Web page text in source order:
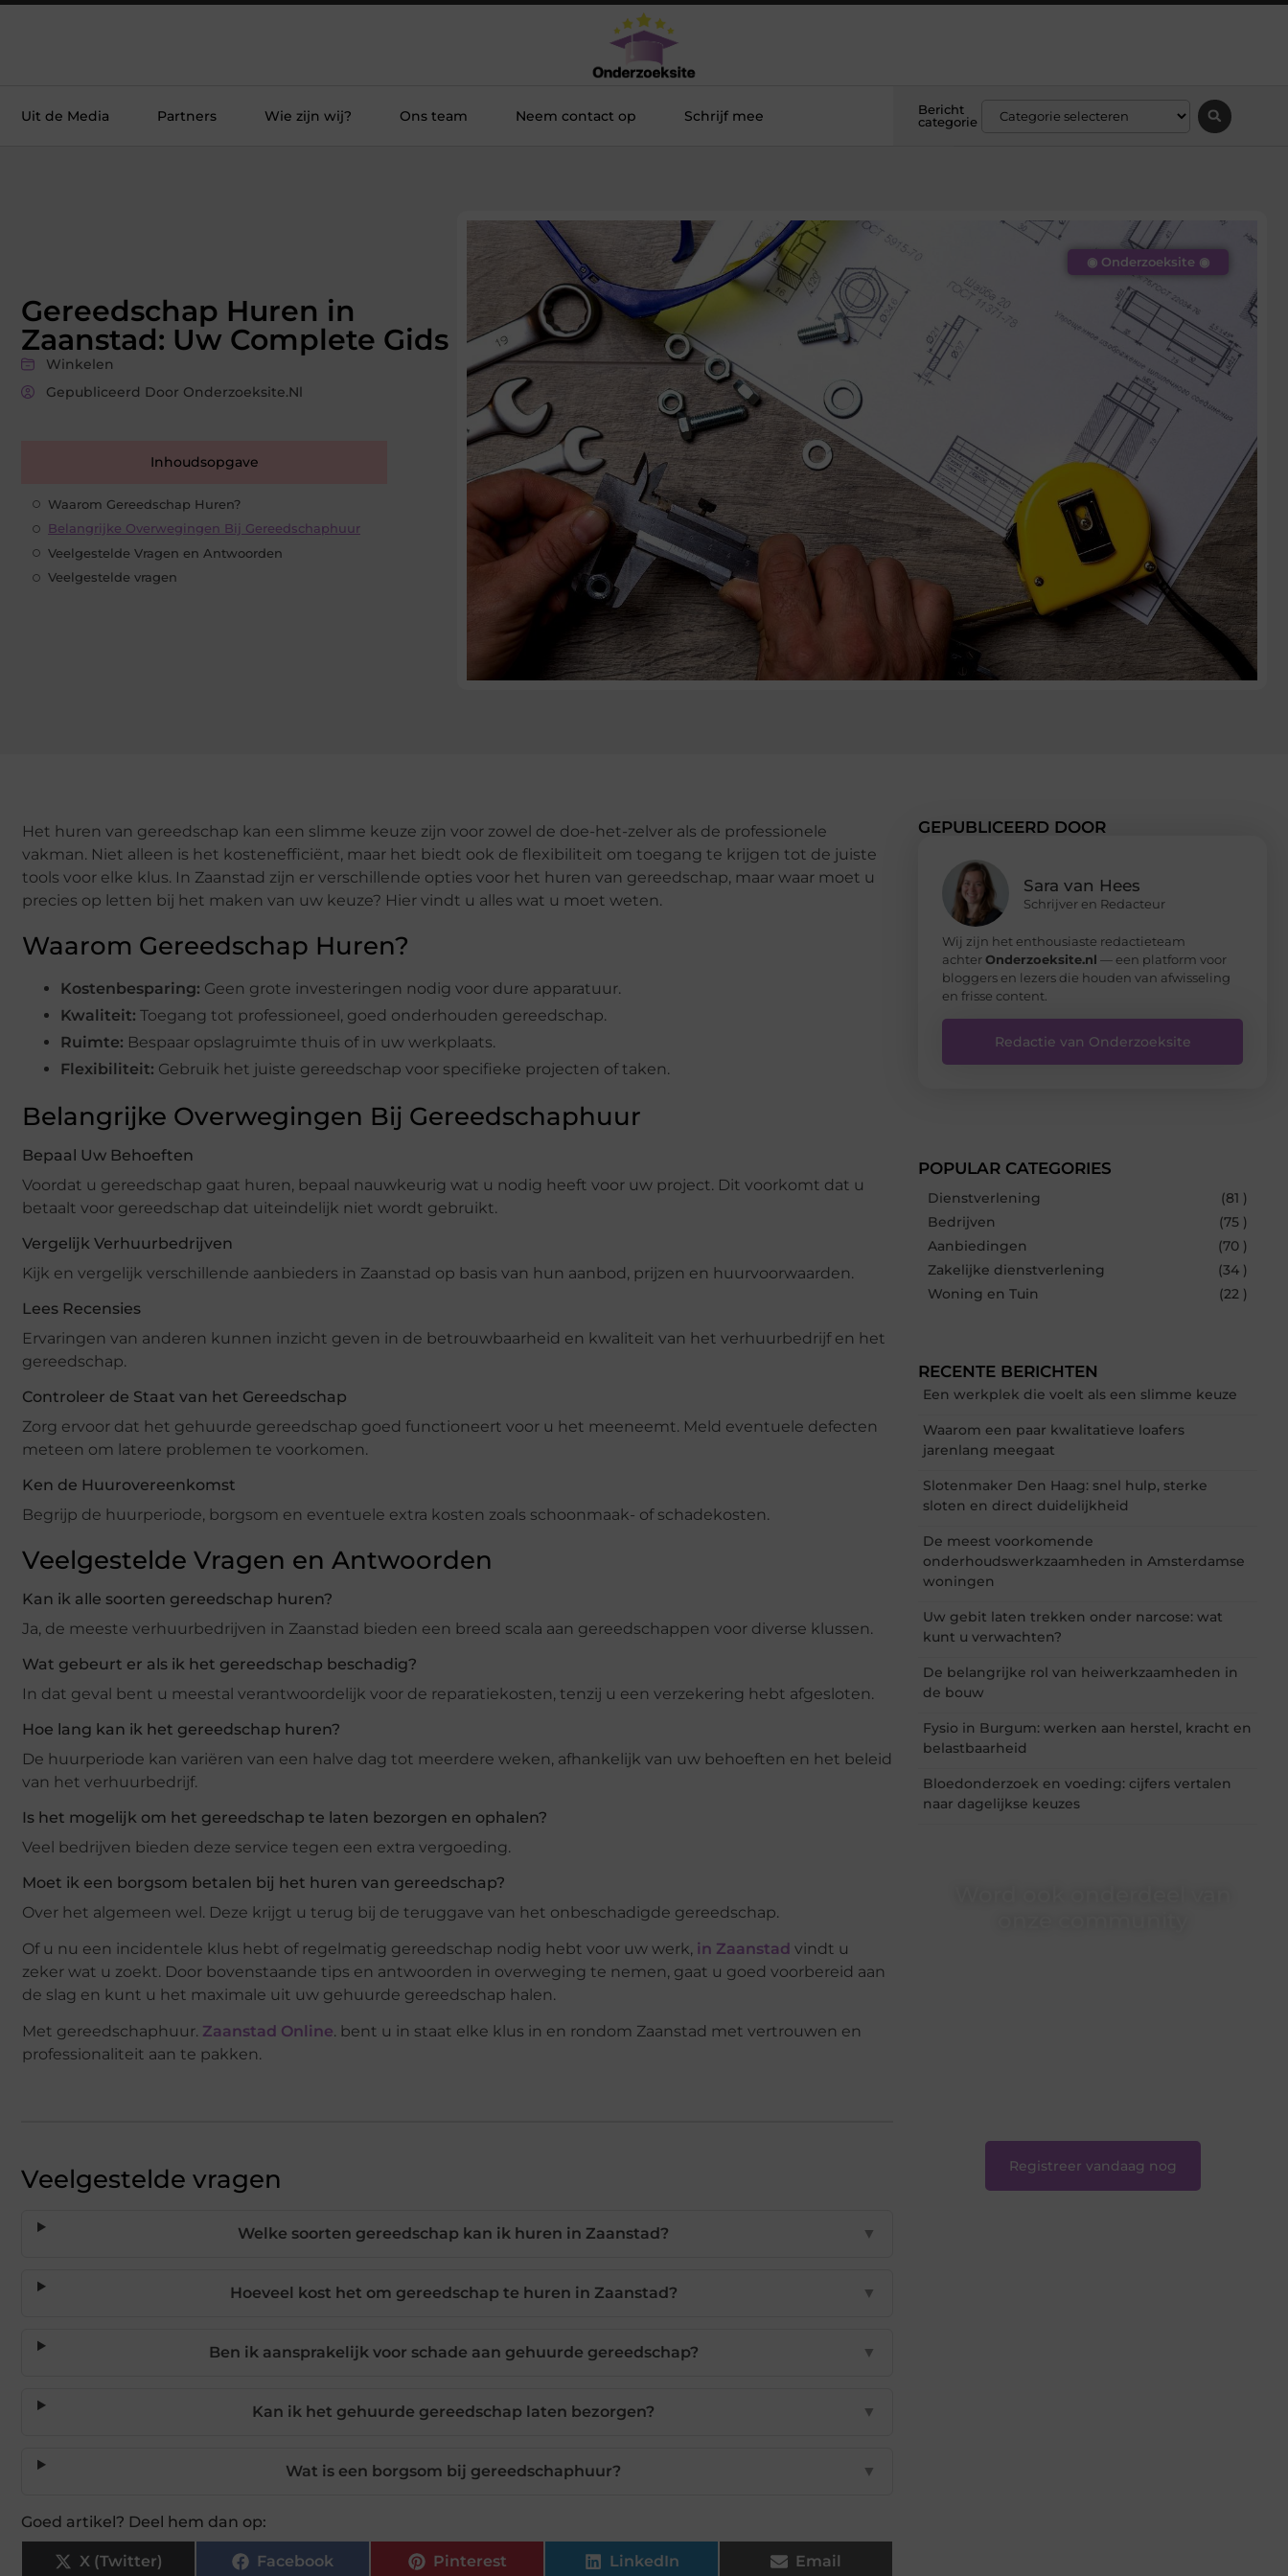
Uit de Media Partners Wie zijn wij? Ons team Neem contact op Schrijf mee
Bericht
categorie
Gereedschap Huren in
Zaanstad: Uw Complete Gids
Winkelen
Gepubliceerd Door Onderzoeksite.nl
Inhoudsopgave
Waarom Gereedschap Huren?
Belangrijke Overwegingen Bij Gereedschaphuur
Veelgestelde Vragen en Antwoorden
Veelgestelde vragen
◉ Onderzoeksite ◉
Het huren van gereedschap kan een slimme keuze zijn voor zowel de doe-het-zelver als de professionele
vakman. Niet alleen is het kostenefficiënt, maar het biedt ook de flexibiliteit om toegang te krijgen tot de juiste
tools voor elke klus. In Zaanstad zijn er verschillende opties voor het huren van gereedschap, maar waar moet u
precies op letten bij het maken van uw keuze? Hier vindt u alles wat u moet weten.
Waarom Gereedschap Huren?
Kostenbesparing: Geen grote investeringen nodig voor dure apparatuur.
Kwaliteit: Toegang tot professioneel, goed onderhouden gereedschap.
Ruimte: Bespaar opslagruimte thuis of in uw werkplaats.
Flexibiliteit: Gebruik het juiste gereedschap voor specifieke projecten of taken.
Belangrijke Overwegingen Bij Gereedschaphuur
Bepaal Uw Behoeften
Voordat u gereedschap gaat huren, bepaal nauwkeurig wat u nodig heeft voor uw project. Dit voorkomt dat u
betaalt voor gereedschap dat uiteindelijk niet wordt gebruikt.
Vergelijk Verhuurbedrijven
Kijk en vergelijk verschillende aanbieders in Zaanstad op basis van hun aanbod, prijzen en huurvoorwaarden.
Lees Recensies
Ervaringen van anderen kunnen inzicht geven in de betrouwbaarheid en kwaliteit van het verhuurbedrijf en het
gereedschap.
Controleer de Staat van het Gereedschap
Zorg ervoor dat het gehuurde gereedschap goed functioneert voor u het meeneemt. Meld eventuele defecten
meteen om latere problemen te voorkomen.
Ken de Huurovereenkomst
Begrijp de huurperiode, borgsom en eventuele extra kosten zoals schoonmaak- of schadekosten.
Veelgestelde Vragen en Antwoorden
Kan ik alle soorten gereedschap huren?
Ja, de meeste verhuurbedrijven in Zaanstad bieden een breed scala aan gereedschappen voor diverse klussen.
Wat gebeurt er als ik het gereedschap beschadig?
In dat geval bent u meestal verantwoordelijk voor de reparatiekosten, tenzij u een verzekering hebt afgesloten.
Hoe lang kan ik het gereedschap huren?
De huurperiode kan variëren van een halve dag tot meerdere weken, afhankelijk van uw behoeften en het beleid
van het verhuurbedrijf.
Is het mogelijk om het gereedschap te laten bezorgen en ophalen?
Veel bedrijven bieden deze service tegen een extra vergoeding.
Moet ik een borgsom betalen bij het huren van gereedschap?
Over het algemeen wel. Deze krijgt u terug bij de teruggave van het onbeschadigde gereedschap.
Of u nu een incidentele klus hebt of regelmatig gereedschap nodig hebt voor uw werk, in Zaanstad vindt u
zeker wat u zoekt. Door bovenstaande tips en antwoorden in overweging te nemen, gaat u goed voorbereid aan
de slag en kunt u het maximale uit uw gehuurde gereedschap halen.
Met gereedschaphuur. Zaanstad Online. bent u in staat elke klus in en rondom Zaanstad met vertrouwen en
professionaliteit aan te pakken.
Veelgestelde vragen
Welke soorten gereedschap kan ik huren in Zaanstad? ▼
Hoeveel kost het om gereedschap te huren in Zaanstad? ▼
Ben ik aansprakelijk voor schade aan gehuurde gereedschap? ▼
Kan ik het gehuurde gereedschap laten bezorgen? ▼
Wat is een borgsom bij gereedschaphuur? ▼
Goed artikel? Deel hem dan op:
X (Twitter) Facebook Pinterest LinkedIn Email
GEPUBLICEERD DOOR
Sara van Hees
Schrijver en Redacteur
Wij zijn het enthousiaste redactieteam
achterOnderzoeksite.nl — een platform voor
bloggers en lezers die houden van afwisseling
en frisse content.
Redactie van Onderzoeksite
POPULAR CATEGORIES
Dienstverlening
(81 )
Bedrijven
(75 )
Aanbiedingen
(70 )
Zakelijke dienstverlening
(34 )
Woning en Tuin
(22 )
RECENTE BERICHTEN
Een werkplek die voelt als een slimme keuze
Waarom een paar kwalitatieve loafers
jarenlang meegaat
Slotenmaker Den Haag: snel hulp, sterke
sloten en direct duidelijkheid
De meest voorkomende
onderhoudswerkzaamheden in Amsterdamse
woningen
Uw gebit laten trekken onder narcose: wat
kunt u verwachten?
De belangrijke rol van heiwerkzaamheden in
de bouw
Fysio in Burgum: werken aan herstel, kracht en
belastbaarheid
Bloedonderzoek en voeding: cijfers vertalen
naar dagelijkse keuzes
Registreer vandaag nog